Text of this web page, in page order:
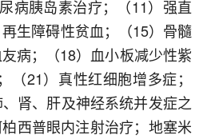
病胰岛素治疗；（11）强直
生障碍性贫血；（15）骨髓
病；（18）血小板减少性紫
21）真性红细胞增多症；
肾、肝及神经系统并发症之
西普眼内注射治疗；地塞米